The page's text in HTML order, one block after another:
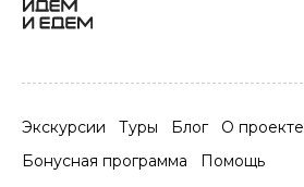
Экскурсии Туры Блог
О проекте
Бонусная программа
Помощь